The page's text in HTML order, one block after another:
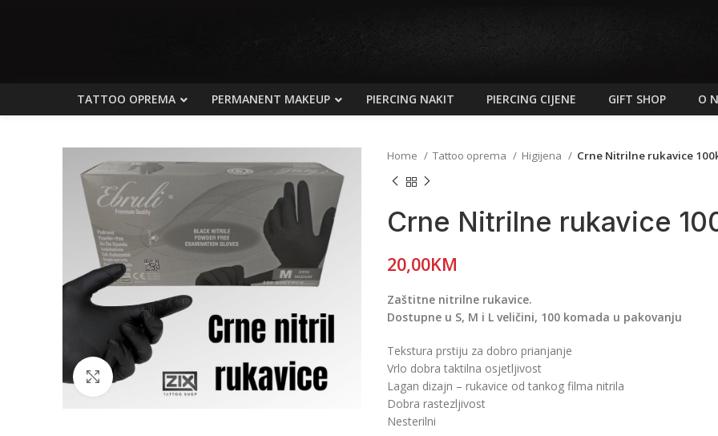
TATTOO OPREMA PERMANENT MAKEUP PIERCING NAKIT PIERCING CIJENE GIFT SHOP O
Click to enlarge
Home Tattoo oprema Higijena Crne Nitrilne rukavice
Crne Nitrilne rukavice
20,00KM
Zaštitne nitrilne rukavice.
Dostupne u S, M i L veličini, 100 komada u pakovanju
Tekstura prstiju za dobro prianjanje
Vrlo dobra taktilna osjetljivost
Lagan dizajn – rukavice od tankog filma nitrila
Dobra rastezljivost
Nesterilni